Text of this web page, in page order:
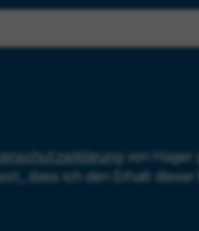
von Hager
dass ich den Erhalt dieser